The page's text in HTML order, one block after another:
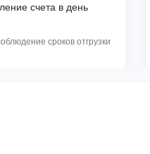
счета в день
сроков отгрузки